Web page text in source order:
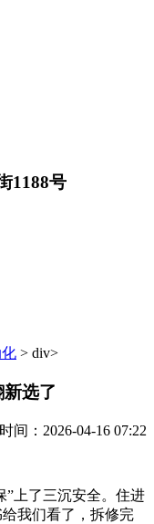
1188号
> div>
选了
间：2026-04-16 07:22
上了三沉安全。住进
我们看了，拆修完